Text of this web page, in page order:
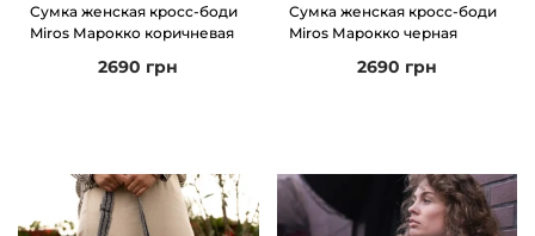
Сумка женская кросс-боди
Miros Марокко коричневая
2690 грн
Сумка женская кросс-боди
Miros Марокко черная
2690 грн